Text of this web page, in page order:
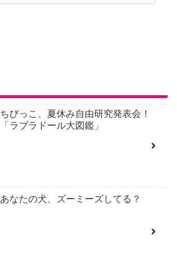
ちびっこ、夏休み自由研究発表会！
「ラブラドール大図鑑」
あなたの犬、ズーミーズしてる？